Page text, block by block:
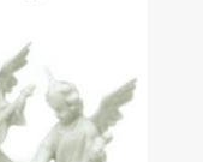
/